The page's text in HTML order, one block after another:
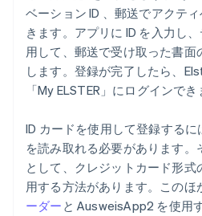
ベーション ID 、郵送でアクテ
きます。アプリに ID を入力し
用して、郵送で受け取った書面
します。登録が完了したら、
「My ELSTER」にログインでき
ID カードを使用して登録する
を読み取れる必要があります。
として、クレジットカード形式
用する方法があります。このほ
ーダー と AusweisApp2 を使用